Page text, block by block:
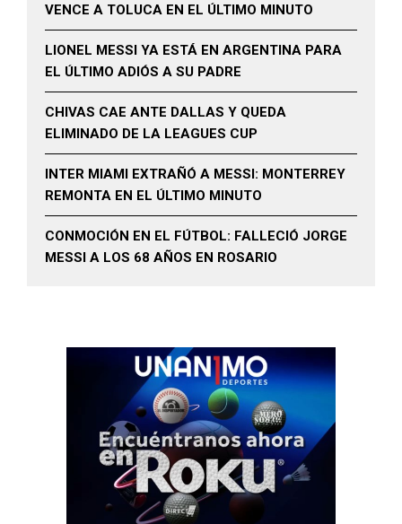
VENCE A TOLUCA EN EL ÚLTIMO MINUTO
LIONEL MESSI YA ESTÁ EN ARGENTINA PARA
EL ÚLTIMO ADIÓS A SU PADRE
CHIVAS CAE ANTE DALLAS Y QUEDA
ELIMINADO DE LA LEAGUES CUP
INTER MIAMI EXTRAÑÓ A MESSI: MONTERREY
REMONTA EN EL ÚLTIMO MINUTO
CONMOCIÓN EN EL FÚTBOL: FALLECIÓ JORGE
MESSI A LOS 68 AÑOS EN ROSARIO